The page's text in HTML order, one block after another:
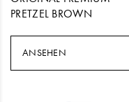
PRETZEL BROWN
ANSEHEN